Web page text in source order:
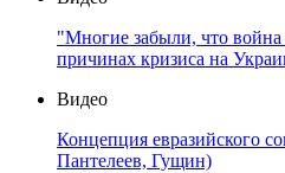
"Многие забыли, что война
причинах кризиса на
Видео
Концепция евразийского
Пантелеев, Гущин)